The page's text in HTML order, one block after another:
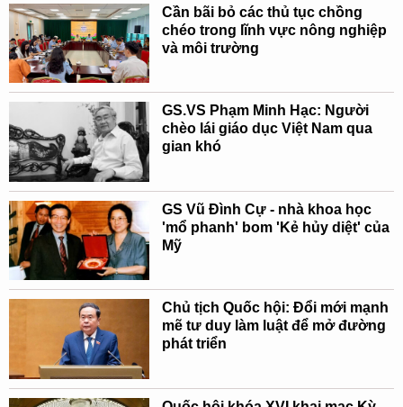
Cần bãi bỏ các thủ tục chồng
chéo trong lĩnh vực nông nghiệp
và môi trường
GS.VS Phạm Minh Hạc: Người
chèo lái giáo dục Việt Nam qua
gian khó
GS Vũ Đình Cự - nhà khoa học
'mổ phanh' bom 'Kẻ hủy diệt' của
Mỹ
Chủ tịch Quốc hội: Đổi mới mạnh
mẽ tư duy làm luật để mở đường
phát triển